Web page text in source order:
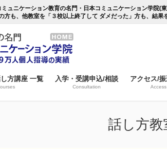
ュニケーション教育の名門・日本コミュニケーション学院
方も、他教室を「３校以上終了して ダメだった」方も、結果
方講座 一覧 入学・受講申込/相談
Consultation
アクセス/
Access
話し方